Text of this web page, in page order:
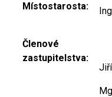
Místostarosta:
Členové
zastupitelstva: